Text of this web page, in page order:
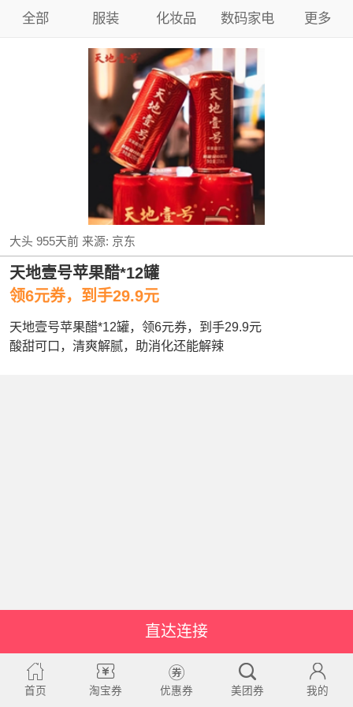
全部 服装 化妆品 数码家电 更多
大头 955天前来源: 京东
天地壹号苹果醋*12罐
领6元券，到手29.9元
天地壹号苹果醋*12罐，领6元券，到手29.9元
酸甜可口，清爽解腻，助消化还能解辣
直达连接
首页 淘宝券 优惠券 美团券 我的